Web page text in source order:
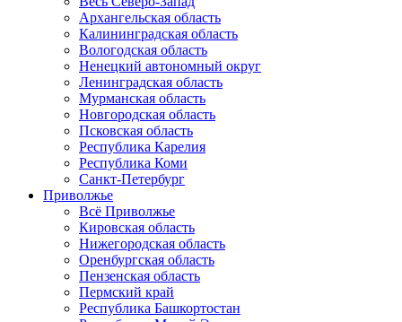
Архангельская область
Калининградская область
Вологодская область
Ненецкий автономный округ
Ленинградская область
Мурманская область
Новгородская область
Псковская область
Республика Карелия
Республика Коми
Санкт-Петербург
Приволжье
Всё Приволжье
Кировская область
Нижегородская область
Оренбургская область
Пензенская область
Пермский край
Республика Башкортостан